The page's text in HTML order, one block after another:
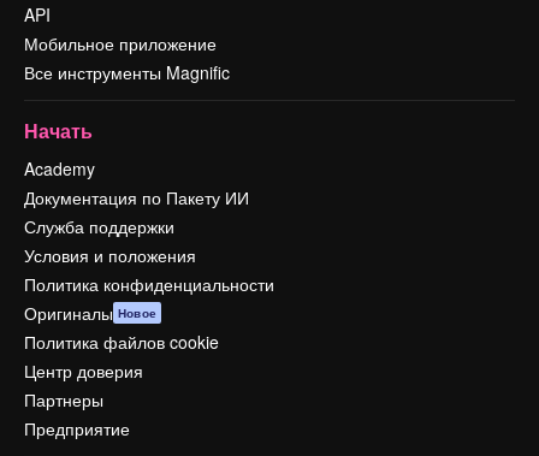
API
Мобильное приложение
Все инструменты Magnific
Начать
Academy
Документация по Пакету ИИ
Служба поддержки
Условия и положения
Политика конфиденциальности
Оригиналы Новое
Политика файлов cookie
Центр доверия
Партнеры
Предприятие